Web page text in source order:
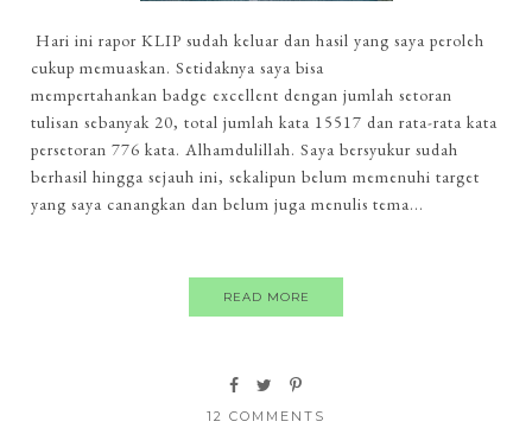
Hari ini rapor KLIP sudah keluar dan hasil yang saya peroleh
cukup memuaskan. Setidaknya saya bisa
mempertahankan badge excellent dengan jumlah setoran
tulisan sebanyak 20, total jumlah kata 15517 dan rata-rata kata
persetoran 776 kata. Alhamdulillah. Saya bersyukur sudah
berhasil hingga sejauh ini, sekalipun belum memenuhi target
yang saya canangkan dan belum juga menulis tema...
READ MORE
12 COMMENTS